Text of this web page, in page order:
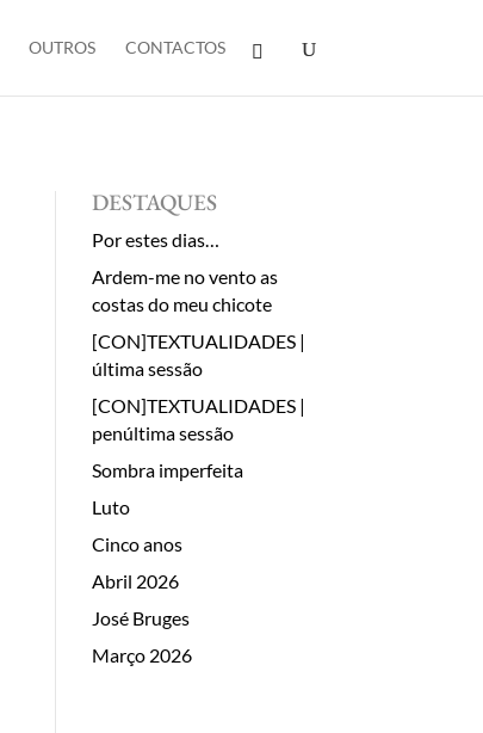
OUTROS CONTACTOS
DESTAQUES
Por estes dias…
Ardem-me no vento as
costas do meu chicote
[CON]TEXTUALIDADES |
última sessão
[CON]TEXTUALIDADES |
penúltima sessão
Sombra imperfeita
Luto
Cinco anos
Abril 2026
José Bruges
Março 2026